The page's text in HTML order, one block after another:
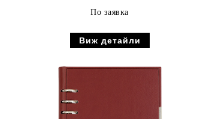
По заявка
Виж детайли